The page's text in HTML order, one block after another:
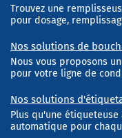
Trouvez une
pour dosage,
Nos solutions de
Nous vous proposons
pour votre ligne de
Nos solutions
Plus qu'une
automatique pour